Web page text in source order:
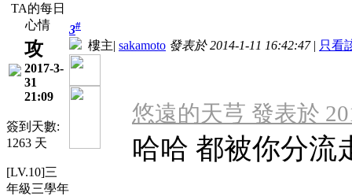
TA的每日
心情
攻
2017-3-
31
21:09
簽到天數:
1263 天
[LV.10]三
年級三學年
3#
樓主| sakamoto 發表於 2014-1-11 16:42:47 | 只看
悠遠的天芎 發表於
哈哈 都被你分流